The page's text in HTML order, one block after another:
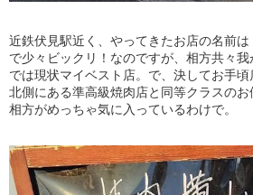
近鉄伏見駅近く、やってきたお店の名前
で少々ビックリ！なのですが、相方共々
では現状マイベスト店。で、決してお手
北側にある準高級焼肉店と同等クラスのお
相方がめっちゃ気に入っているわけで。